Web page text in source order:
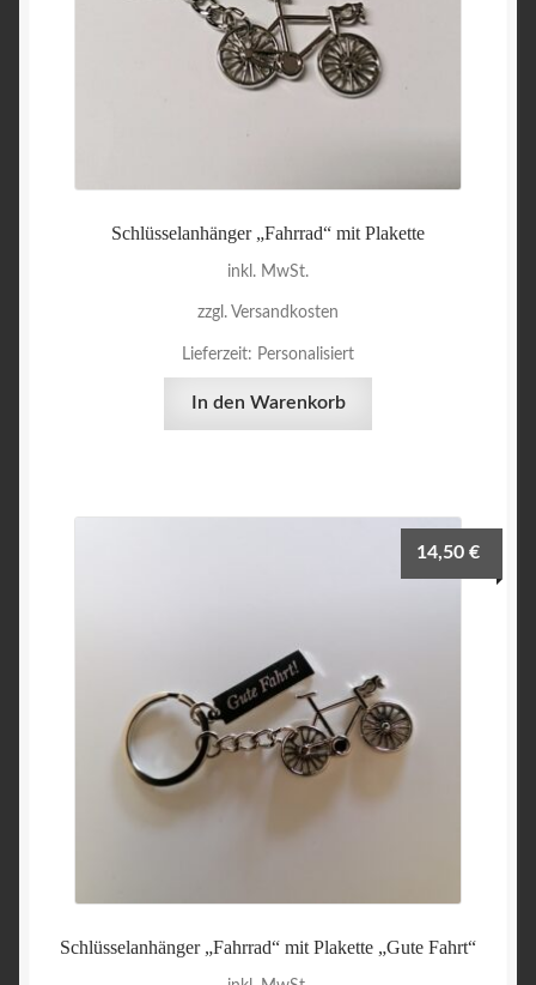
Schlüsselanhänger „Fahrrad“ mit Plakette
inkl. MwSt.
zzgl. Versandkosten
Lieferzeit: Personalisiert
In den Warenkorb
Schlüsselanhänger „Fahrrad“ mit Plakette „Gute Fahrt“
14,50€